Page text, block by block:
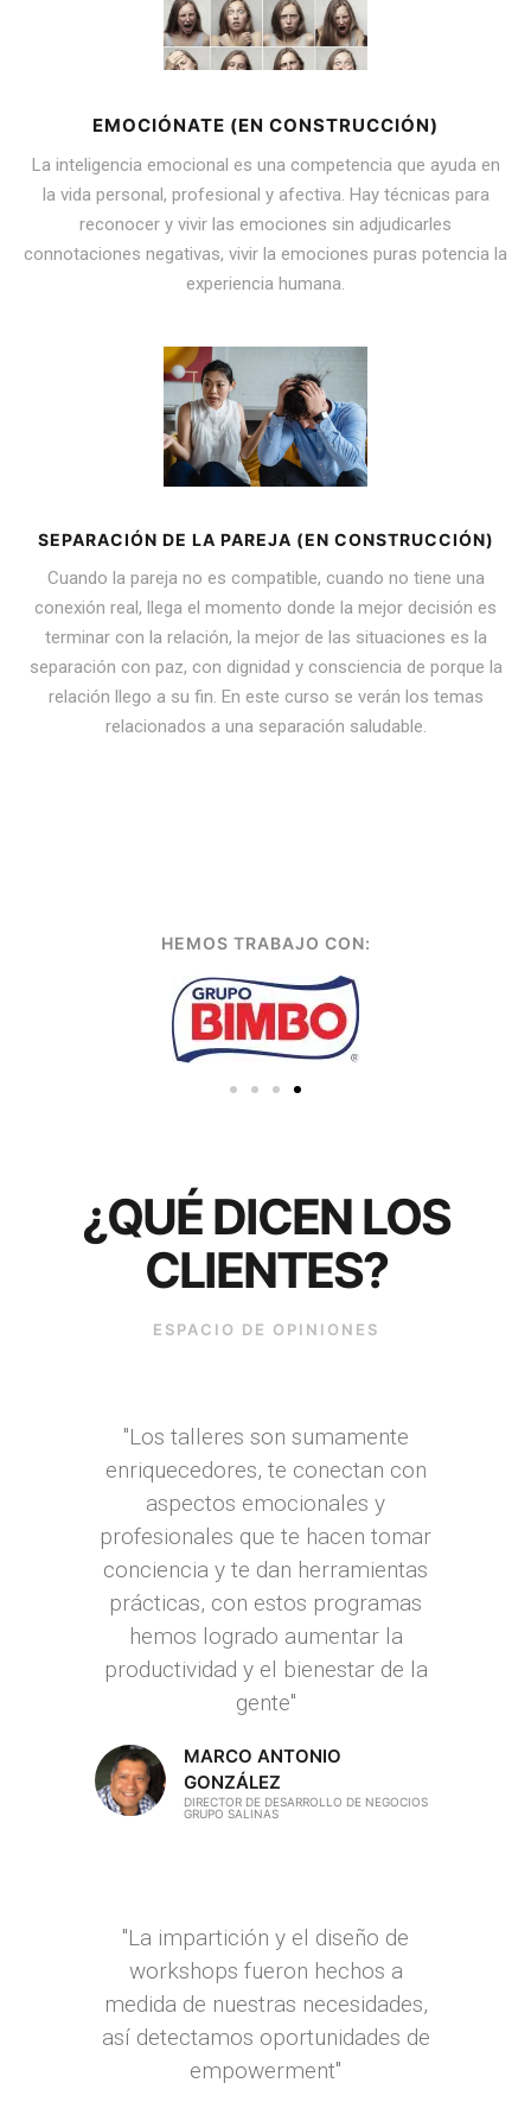
EMOCIÓNATE (EN CONSTRUCCIÓN)
La inteligencia emocional es una competencia que ayuda en
la vida personal, profesional y afectiva. Hay técnicas para
reconocer y vivir las emociones sin adjudicarles
connotaciones negativas, vivir la emociones puras potencia la
experiencia humana.
SEPARACIÓN DE LA PAREJA (EN CONSTRUCCIÓN)
Cuando la pareja no es compatible, cuando no tiene una
conexión real, llega el momento donde la mejor decisión es
terminar con la relación, la mejor de las situaciones es la
separación con paz, con dignidad y consciencia de porque la
relación llego a su fin. En este curso se verán los temas
relacionados a una separación saludable.
HEMOS TRABAJO CON:
¿QUÉ DICEN LOS
CLIENTES?
ESPACIO DE OPINIONES
"Los talleres son sumamente
enriquecedores, te conectan con
aspectos emocionales y
profesionales que te hacen tomar
conciencia y te dan herramientas
prácticas, con estos programas
hemos logrado aumentar la
productividad y el bienestar de la
gente"
MARCO ANTONIO
GONZÁLEZ
DIRECTOR DE DESARROLLO DE NEGOCIOS
GRUPO SALINAS
"La impartición y el diseño de
workshops fueron hechos a
medida de nuestras necesidades,
así detectamos oportunidades de
empowerment"